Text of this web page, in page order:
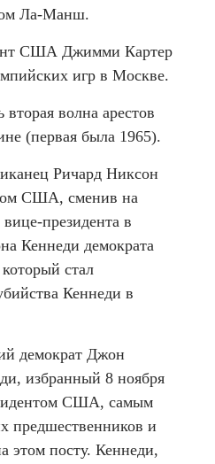
Ла-Манш.
США Джимми Картер
игр в Москве.
вторая волна арестов
(первая была 1965).
Ричард Никсон
США, сменив на
президента в
Кеннеди демократа
стал
Кеннеди в
демократ Джон
избранный 8 ноября
США, самым
предшественников и
этом посту. Кеннеди,